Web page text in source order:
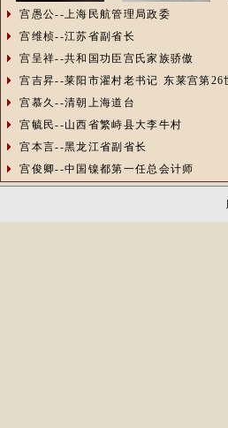
宫愚公--上海民航管理局政委
宫维桢--江苏省副省长
宫呈祥--共和国功臣宫氏家族骄傲
宫吉昇--莱阳市濯村老书记 东莱宫第26
宫慕久--清朝上海道台
宫毓民--山西省繁峙县大李牛村
宫本言--黑龙江省副省长
宫俊卿--中国镍都第一任总会计师